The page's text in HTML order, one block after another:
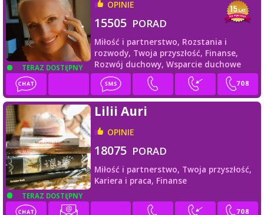
TERAZ DOSTĘPNY
OPINIE
15505 PORAD
Miłość i partnerstwo, Rozstania i
rozwody, Twoja przyszłość, Finanse,
Rozwój duchowy, Wsparcie duchowe
TERAZ DOSTĘPNY
Lilii Auri
OPINIE
18075 PORAD
Miłość i partnerstwo, Twoja przyszłość,
Kariera i praca, Finanse